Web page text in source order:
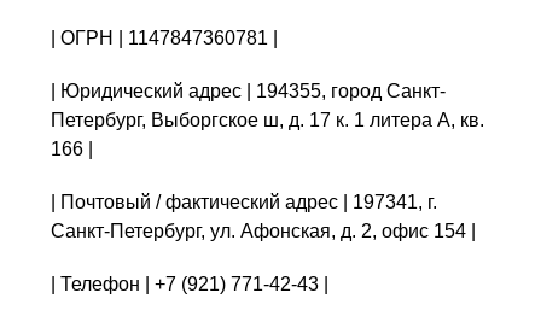
| ОГРН | 1147847360781 |
| Юридический адрес | 194355, город Санкт-
Петербург, Выборгское ш, д. 17 к. 1 литера А, кв.
166 |
| Почтовый / фактический адрес | 197341, г.
Санкт-Петербург, ул. Афонская, д. 2, офис 154 |
| Телефон | +7 (921) 771-42-43 |